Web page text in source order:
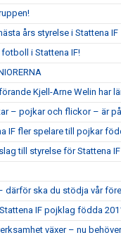
års styrelse i Stattena IF
i Stattena IF!
Kjell-Arne Welin har
– pojkar och flickor – är
IF fler spelare till pojkar
till styrelse för Stattena IF
därför ska du stödja vår
IF pojklag födda
växer – nu